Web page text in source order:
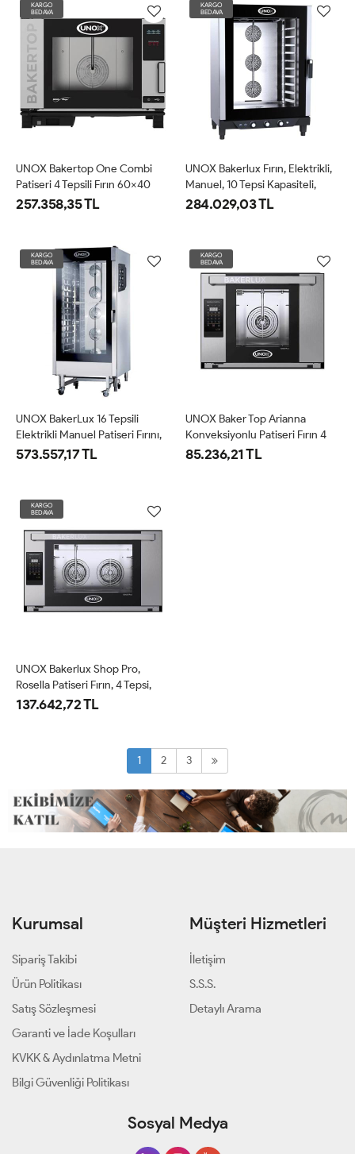
KARGO
BEDAVA
UNOX Bakertop One Combi
Patiseri 4 Tepsili Fırın 60x40
Cm Elektrikli (XEBC-04EU-
257.358,35 TL
KARGO
BEDAVA
UNOX Bakerlux Fırın, Elektrikli,
Manuel, 10 Tepsi Kapasiteli,
60x40 Cm (XB-893)
284.029,03 TL
KARGO
BEDAVA
UNOX BakerLux 16 Tepsili
Elektrikli Manuel Patiseri Fırını,
40x60 Cm (XB-1083)
573.557,17 TL
KARGO
BEDAVA
UNOX Baker Top Arianna
Konveksiyonlu Patiseri Fırın 4
Tepsi 46x33 Cm Elektrikli
85.236,21 TL
KARGO
BEDAVA
UNOX Bakerlux Shop Pro,
Rosella Patiseri Fırın, 4 Tepsi,
40x60 Cm Elektrikli (XEFT-
137.642,72 TL
1 2 3
Kurumsal
Sipariş Takibi
Ürün Politikası
Satış Sözleşmesi
Garanti ve İade Koşulları
KVKK & Aydınlatma Metni
Bilgi Güvenliği Politikası
Müşteri Hizmetleri
İletişim
S.S.S.
Detaylı Arama
Sosyal Medya